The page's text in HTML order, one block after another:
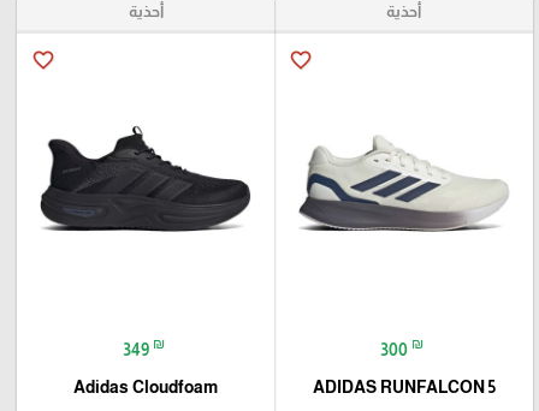
أحذية
favorite_border
300 ₪
ADIDAS RUNFALCON 5
أحذية
favorite_border
349 ₪
Adidas Cloudfoam